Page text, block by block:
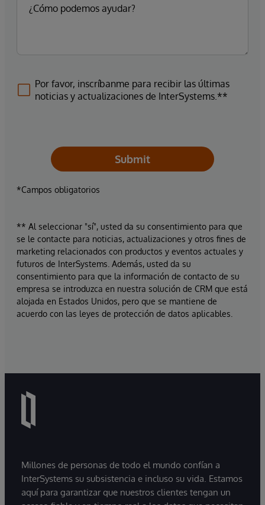
Por favor, inscríbanme para recibir las últimas
noticias y actualizaciones de InterSystems.**
Submit
*Campos obligatorios
** Al seleccionar "sí", usted da su consentimiento para que
se le contacte para noticias, actualizaciones y otros fines de
marketing relacionados con productos y eventos actuales y
futuros de InterSystems. Además, usted da su
consentimiento para que la información de contacto de su
empresa se introduzca en nuestra solución de CRM que está
alojada en Estados Unidos, pero que se mantiene de
acuerdo con las leyes de protección de datos aplicables.
Millones de personas de todo el mundo confían a
InterSystems su subsistencia e incluso su vida. Estamos
aquí para garantizar que nuestros clientes tengan un